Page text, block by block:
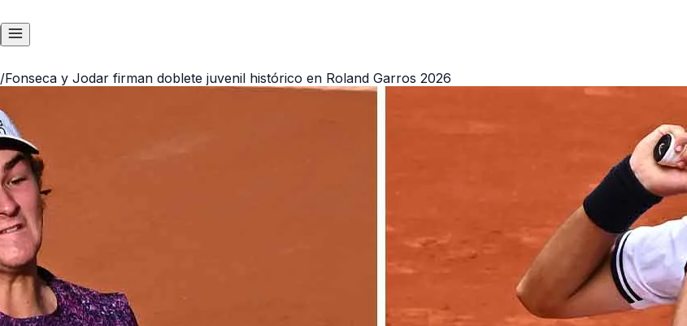
/Fonseca y Jodar firman doblete juvenil histórico en Roland Garros 2026